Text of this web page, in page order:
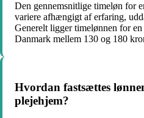
Den gennemsnitlige timeløn for
variere afhængigt af erfaring,
Generelt ligger timelønnen for
Danmark mellem 130 og 180
Hvordan fastsættes
plejehjem?